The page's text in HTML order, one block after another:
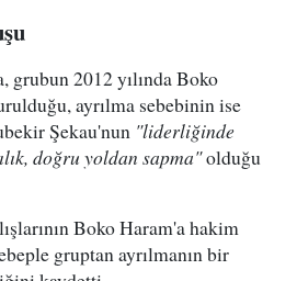
grubun 2012 yılında Boko
ayrılma sebebinin ise
Şekau'nun "liderliğinde
doğru yoldan sapma"olduğu
Boko Haram'a hakim
gruptan ayrılmanın bir